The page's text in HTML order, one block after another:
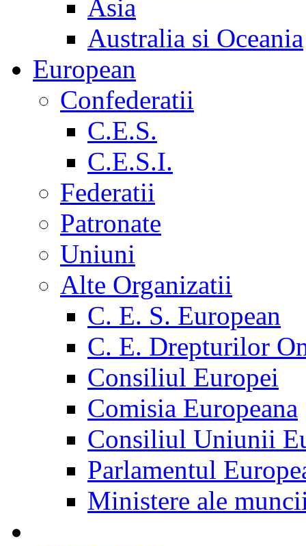
Asia
Australia si Oceania
European
Confederatii
C.E.S.
C.E.S.I.
Federatii
Patronate
Uniuni
Alte Organizatii
C. E. S. European
C. E. Drepturilor
Consiliul Europei
Comisia Europeana
Consiliul Uniunii
Parlamentul
Ministere ale